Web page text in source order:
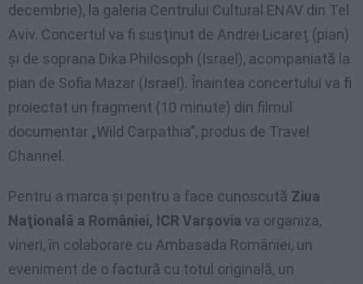
decembrie), la galeria Centrului Cultural ENAV din Tel
Aviv. Concertul va fi susţinut de Andrei Licareţ (pian)
şi de soprana Dika Philosoph (Israel), acompaniată la
pian de Sofia Mazar (Israel). Înaintea concertului va fi
proiectat un fragment (10 minute) din filmul
documentar „Wild Carpathia”, produs de Travel
Channel.
Pentru a marca şi pentru a face cunoscută Ziua
Naţională a României, ICR Varşovia va organiza,
vineri, în colaborare cu Ambasada României, un
eveniment de o factură cu totul originală, un